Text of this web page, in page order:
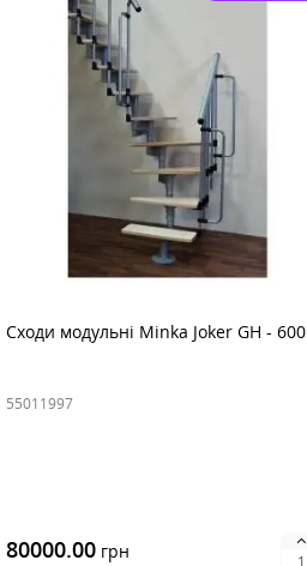
Сходи модульні Minka Joker GH - 600
55011997
80000.00 грн